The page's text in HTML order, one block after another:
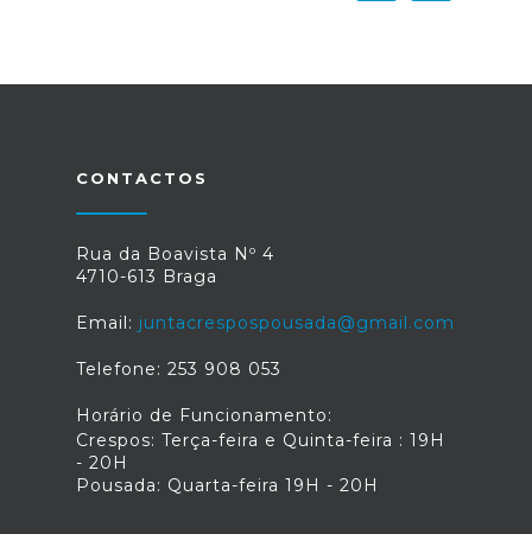
CONTACTOS
Rua da Boavista Nº 4
4710-613 Braga
Email: juntacrespospousada@gmail.com
Telefone: 253 908 053
Horário de Funcionamento:
Crespos: Terça-feira e Quinta-feira : 19H
- 20H
Pousada: Quarta-feira 19H - 20H